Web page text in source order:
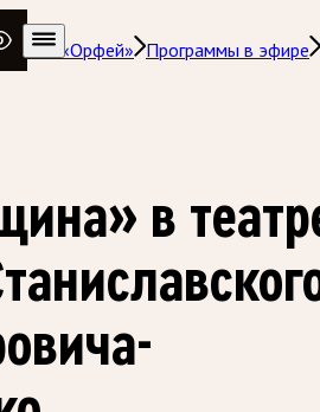
«Орфей» Программы в эфире
в